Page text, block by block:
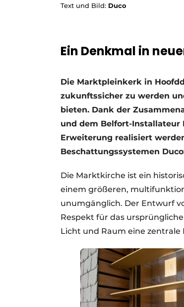
Ein Stellenangebot
Videos
Text und Bild: Duco
Ein Denkmal in
Die Marktpleinkerk in
zukunftssicher zu werden
bieten. Dank der
und dem Belfort-
Erweiterung realisiert
Beschattungssystemen
Die Marktkirche ist ein
einem größeren,
unumgänglich. Der Entwurf
Respekt für das
Licht und Raum eine zentrale